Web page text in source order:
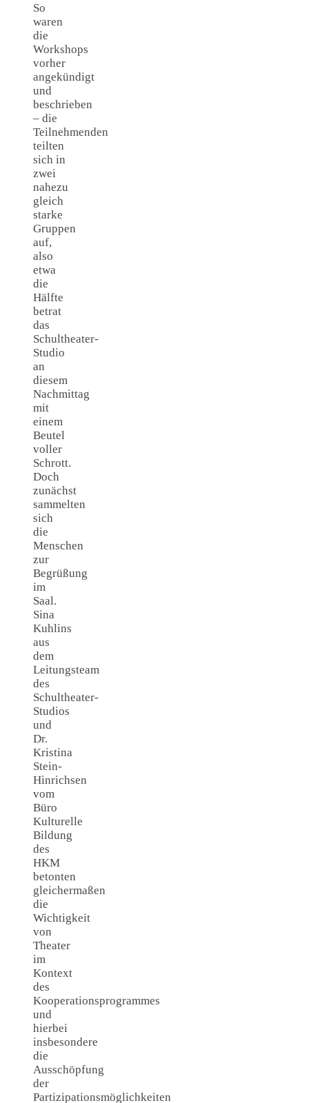
So
waren
die
Workshops
vorher
angekündigt
und
beschrieben
– die
Teilnehmenden
teilten
sich in
zwei
nahezu
gleich
starke
Gruppen
auf,
also
etwa
die
Hälfte
betrat
das
Schultheater-
Studio
an
diesem
Nachmittag
mit
einem
Beutel
voller
Schrott.
Doch
zunächst
sammelten
sich
die
Menschen
zur
Begrüßung
im
Saal.
Sina
Kuhlins
aus
dem
Leitungsteam
des
Schultheater-
Studios
und
Dr.
Kristina
Stein-
Hinrichsen
vom
Büro
Kulturelle
Bildung
des
HKM
betonten
gleichermaßen
die
Wichtigkeit
von
Theater
im
Kontext
des
Kooperationsprogrammes
und
hierbei
insbesondere
die
Ausschöpfung
der
Partizipationsmöglichkeiten